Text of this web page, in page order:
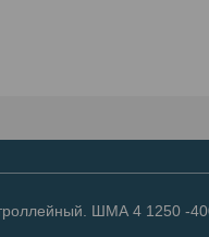
ШМА 4 1250